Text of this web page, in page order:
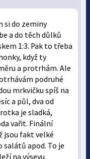
si do zeminy
a do těch důlků
1:3. Pak to třeba
když ty
a protrhám. Ale
podruhé
mrkvičku spíš na
a půl, dva od
je sladká,
vařit. Finální
jsou fakt velké
salátů apod. To je
na výsevu.